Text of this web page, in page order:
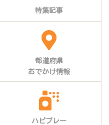
特集記事
都道府県
おでかけ情報
ハピプレー